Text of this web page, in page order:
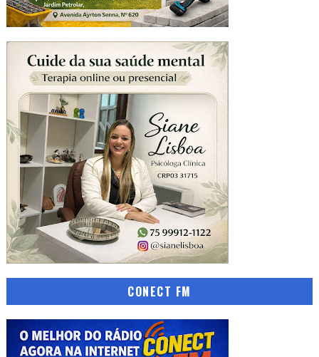
CONECT FM